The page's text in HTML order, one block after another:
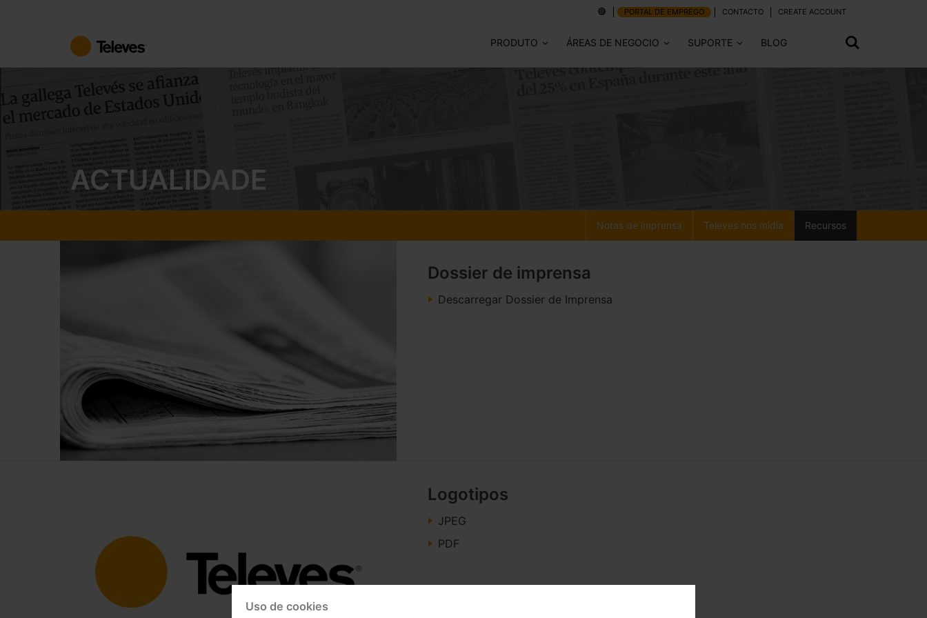
o
Conteúdo
PORTAL DE EMPREGO CONTACTO CREATE ACCOUNT
PRODUTO ÁREAS DE NEGOCIO SUPORTE BLOG
ACTUALIDADE
Notas de imprensa Televes nos midia Recursos
Dossier de imprensa
Descarregar Dossier de Imprensa
Logotipos
JPEG
PDF
Uso de cookies